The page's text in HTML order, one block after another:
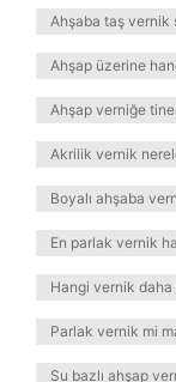
Ahşaba taş vernik
Ahşap üzerine
Ahşap verniğe tiner
Akrilik vernik
Boyalı ahşaba
En parlak vernik
Hangi vernik daha
Parlak vernik mi
Su bazlı ahşap